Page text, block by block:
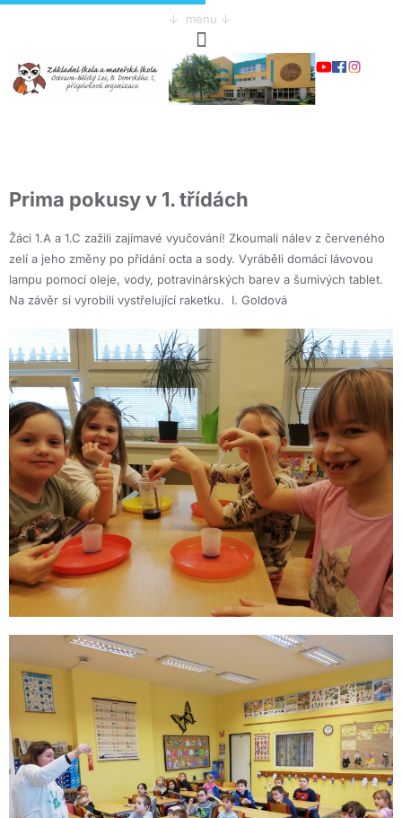
↓ menu ↓
Prima pokusy v 1. třídách
Žáci 1.A a 1.C zažili zajímavé vyučování! Zkoumali nálev z červeného
zelí a jeho změny po přidání octa a sody. Vyráběli domácí lávovou
lampu pomocí oleje, vody, potravinárských barev a šumivých tablet.
Na závěr si vyrobili vystřelující raketku. I. Goldová